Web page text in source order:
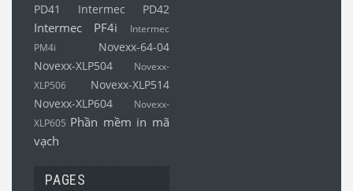
PD41
Intermec PD42
Intermec PF4i
Intermec
PM4i
Novexx-64-04
Novexx-XLP504
Novexx-
XLP506
Novexx-XLP514
Novexx-XLP604
Novexx-
XLP605 Phần mềm in mã
vạch
PAGES